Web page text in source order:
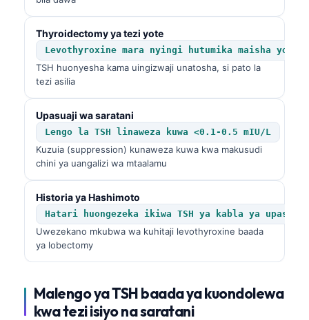
Thyroidectomy ya tezi yote
Levothyroxine mara nyingi hutumika maisha yote
TSH huonyesha kama uingizwaji unatosha, si pato la
tezi asilia
Upasuaji wa saratani
Lengo la TSH linaweza kuwa <0.1-0.5 mIU/L
Kuzuia (suppression) kunaweza kuwa kwa makusudi
chini ya uangalizi wa mtaalamu
Historia ya Hashimoto
Hatari huongezeka ikiwa TSH ya kabla ya
Uwezekano mkubwa wa kuhitaji levothyroxine baada
ya lobectomy
Malengo yaTSHbaada ya kuondolewa
kwa tezi isiyo na saratani